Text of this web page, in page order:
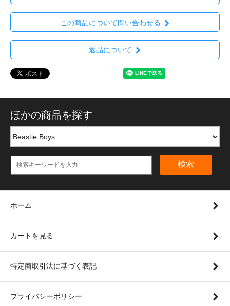
この商品について問い合わせる
返品について
ほかの商品を探す
検索
ホーム
カートを見る
特定商取引法に基づく表記
プライバシーポリシー